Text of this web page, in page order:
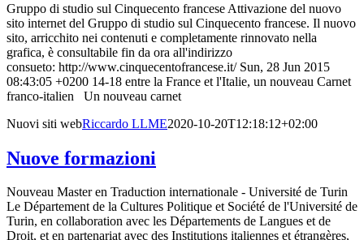
Gruppo di studio sul Cinquecento francese Attivazione del nuovo
sito internet del Gruppo di studio sul Cinquecento francese. Il nuovo
sito, arricchito nei contenuti e completamente rinnovato nella
grafica, è consultabile fin da ora all'indirizzo
consueto: http://www.cinquecentofrancese.it/ Sun, 28 Jun 2015
08:43:05 +0200 14-18 entre la France et l'Italie, un nouveau Carnet
franco-italien Un nouveau carnet
Nuovi siti webRiccardo LLME2020-10-20T12:18:12+02:00
Nuove formazioni
Nouveau Master en Traduction internationale - Université de Turin
Le Département de la Cultures Politique et Société de l'Université de
Turin, en collaboration avec les Départements de Langues et de
Droit, et en partenariat avec des Institutions italiennes et étrangères,